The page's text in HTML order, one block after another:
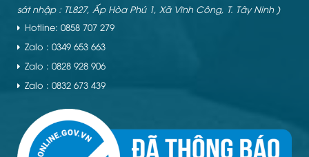
sát nhập : TL827, Ấp Hòa Phú 1, Xã Vĩnh Công, T. Tây Ninh )
Hotline: 0858 707 279
Zalo : 0349 653 663
Zalo : 0828 928 906
Zalo : 0832 673 439